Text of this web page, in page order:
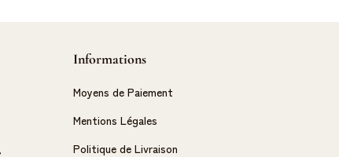
Informations
Moyens de Paiement
Mentions Légales
Politique de Livraison